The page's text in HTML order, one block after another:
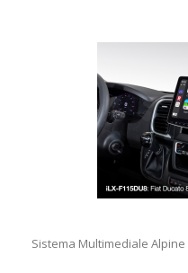
Sistema Multimediale Alpine